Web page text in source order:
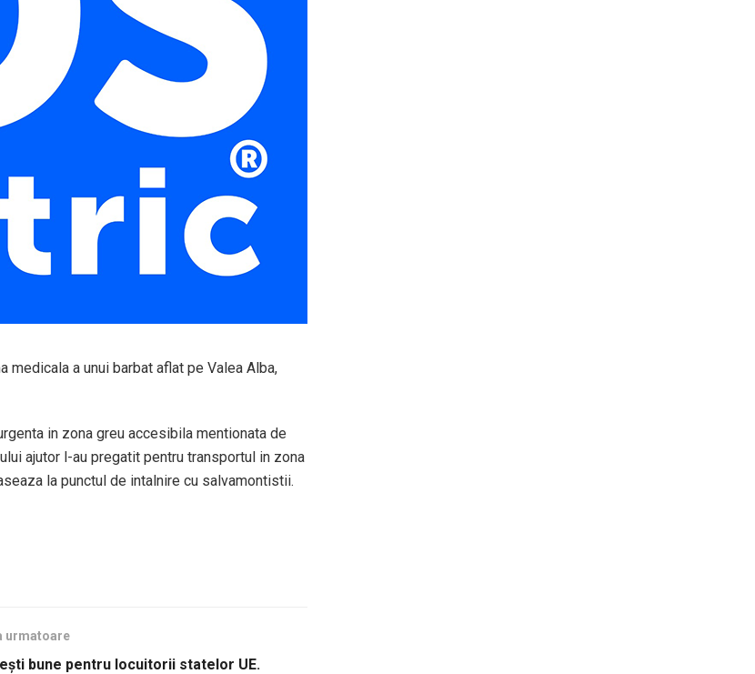
medicala a unui barbat aflat pe Valea Alba,
in zona greu accesibila mentionata de
ajutor l-au pregatit pentru transportul in zona
la punctul de intalnire cu salvamontistii.
urmatoare
bune pentru locuitorii statelor UE.